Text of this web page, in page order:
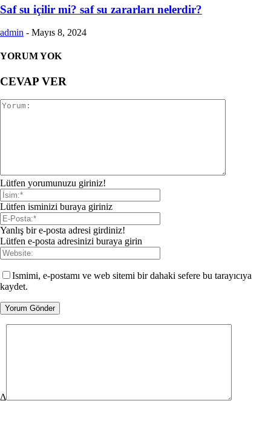
Saf su içilir mi? saf su zararları nelerdir?
admin - Mayıs 8, 2024
YORUM YOK
CEVAP VER
Lütfen yorumunuzu giriniz!
Lütfen isminizi buraya giriniz
Yanlış bir e-posta adresi girdiniz!
Lütfen e-posta adresinizi buraya girin
Ismimi, e-postamı ve web sitemi bir dahaki sefere bu tarayıcıya
kaydet.
Δ